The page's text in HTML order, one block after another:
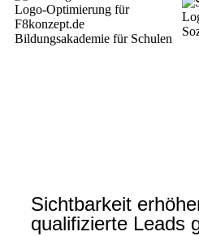
Sichtbarkeit
qualifizierte Leads